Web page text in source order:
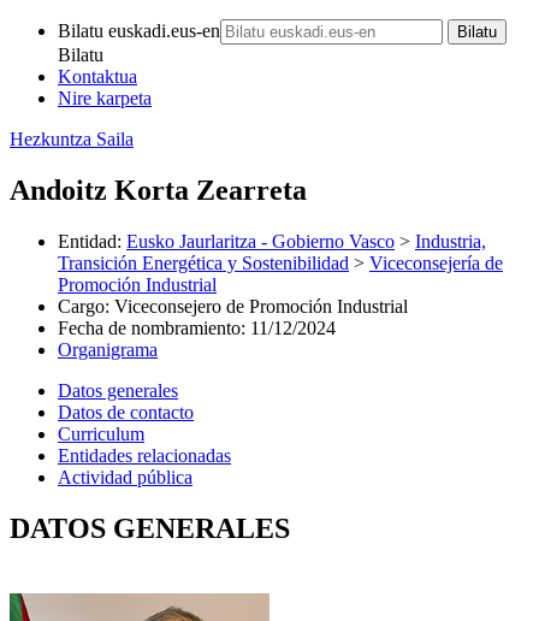
Bilatu euskadi.eus-en
Bilatu
Kontaktua
Nire karpeta
Hezkuntza Saila
Andoitz Korta Zearreta
Entidad: Eusko Jaurlaritza - Gobierno Vasco > Industria,
Transición Energética y Sostenibilidad > Viceconsejería de
Promoción Industrial
Cargo: Viceconsejero de Promoción Industrial
Fecha de nombramiento: 11/12/2024
Organigrama
Datos generales
Datos de contacto
Curriculum
Entidades relacionadas
Actividad pública
DATOS GENERALES